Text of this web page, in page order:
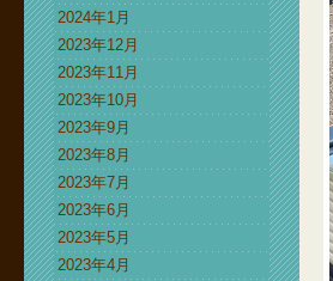
2024年1月
2023年12月
2023年11月
2023年10月
2023年9月
2023年8月
2023年7月
2023年6月
2023年5月
2023年4月